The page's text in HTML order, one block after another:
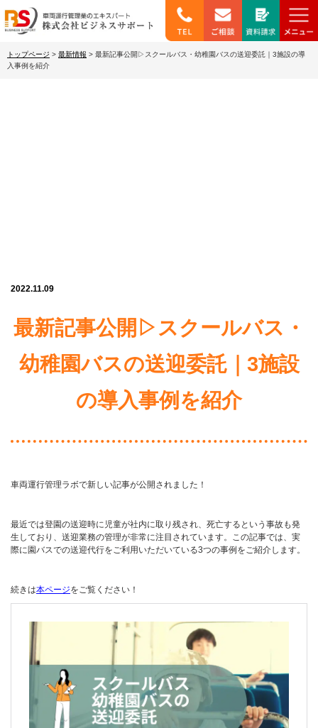
トップページ > 最新情報 > 最新記事公開▷スクールバス・幼稚園バスの送迎委託｜3施設の導
入事例を紹介
2022.11.09
最新記事公開▷スクールバス・
幼稚園バスの送迎委託｜3施設
の導入事例を紹介
車両運行管理ラボで新しい記事が公開されました！
最近では登園の送迎時に児童が社内に取り残され、死亡するという事故も発
生しており、送迎業務の管理が非常に注目されています。この記事では、実
際に園バスでの送迎代行をご利用いただいている3つの事例をご紹介します。
続きは本ページをご覧ください！